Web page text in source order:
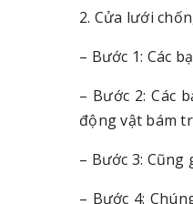
2. Cửa lưới
– Bước 1: Các
– Bước 2: Các
động vật bám
– Bước 3:
– Bước 4: